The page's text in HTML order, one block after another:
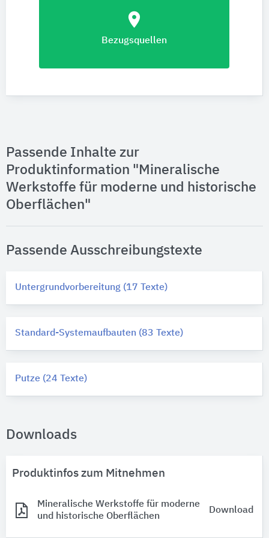
location_on
Bezugsquellen
Passende Inhalte zur
Produktinformation "Mineralische
Werkstoffe für moderne und historische
Oberflächen"
Passende Ausschreibungstexte
Untergrundvorbereitung (17 Texte)
Standard-Systemaufbauten (83 Texte)
Putze (24 Texte)
Downloads
Produktinfos zum Mitnehmen
Mineralische Werkstoffe für moderne
und historische Oberflächen
Download